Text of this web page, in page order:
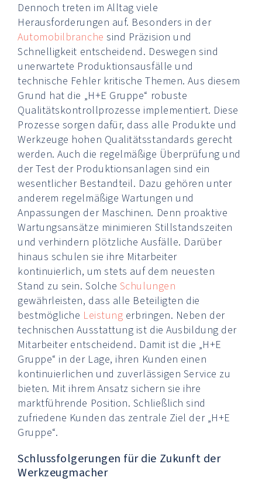
Dennoch treten im Alltag viele
Herausforderungen auf. Besonders in der
Automobilbranche sind Präzision und
Schnelligkeit entscheidend. Deswegen sind
unerwartete Produktionsausfälle und
technische Fehler kritische Themen. Aus diesem
Grund hat die „H+E Gruppe“ robuste
Qualitätskontrollprozesse implementiert. Diese
Prozesse sorgen dafür, dass alle Produkte und
Werkzeuge hohen Qualitätsstandards gerecht
werden. Auch die regelmäßige Überprüfung und
der Test der Produktionsanlagen sind ein
wesentlicher Bestandteil. Dazu gehören unter
anderem regelmäßige Wartungen und
Anpassungen der Maschinen. Denn proaktive
Wartungsansätze minimieren Stillstandszeiten
und verhindern plötzliche Ausfälle. Darüber
hinaus schulen sie ihre Mitarbeiter
kontinuierlich, um stets auf dem neuesten
Stand zu sein. Solche Schulungen
gewährleisten, dass alle Beteiligten die
bestmögliche Leistung erbringen. Neben der
technischen Ausstattung ist die Ausbildung der
Mitarbeiter entscheidend. Damit ist die „H+E
Gruppe“ in der Lage, ihren Kunden einen
kontinuierlichen und zuverlässigen Service zu
bieten. Mit ihrem Ansatz sichern sie ihre
marktführende Position. Schließlich sind
zufriedene Kunden das zentrale Ziel der „H+E
Gruppe“.
Schlussfolgerungen für die Zukunft der
Werkzeugmacher